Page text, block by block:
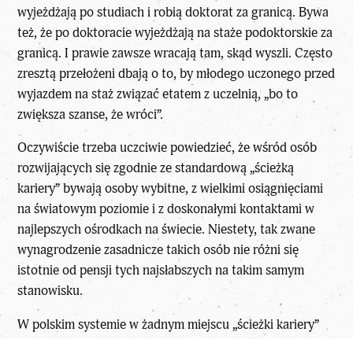
wyjeżdżają po studiach i robią doktorat za granicą. Bywa
też, że po doktoracie wyjeżdżają na staże podoktorskie za
granicą. I prawie zawsze wracają tam, skąd wyszli. Często
zresztą przełożeni dbają o to, by młodego uczonego przed
wyjazdem na staż związać etatem z uczelnią, „bo to
zwiększa szanse, że wróci”.
Oczywiście trzeba uczciwie powiedzieć, że wśród osób
rozwijających się zgodnie ze standardową „ścieżką
kariery” bywają osoby wybitne, z wielkimi osiągnięciami
na światowym poziomie i z doskonałymi kontaktami w
najlepszych ośrodkach na świecie. Niestety, tak zwane
wynagrodzenie zasadnicze takich osób nie różni się
istotnie od pensji tych najsłabszych na takim samym
stanowisku.
W polskim systemie w żadnym miejscu „ścieżki kariery”